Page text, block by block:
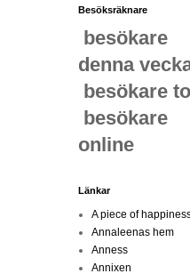
Besöksräknare
besökare
denna
besökare
besökare
online
Länkar
A piece of
Annaleenas hem
Anness
Annixen